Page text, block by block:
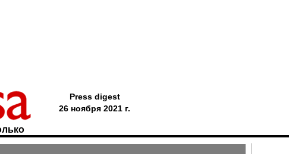
Press digest
26 ноября 2021 г.